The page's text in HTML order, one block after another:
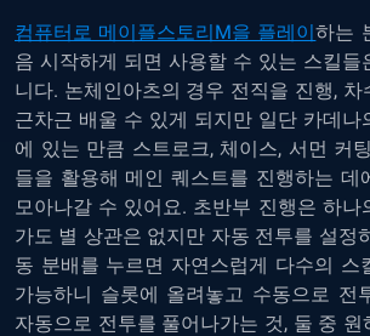
컴퓨터로 메이플스토리M을 플레이하는
음 시작하게 되면 사용할 수 있는 스킬들
니다. 논체인아츠의 경우 전직을 진행,
근차근 배울 수 있게 되지만 일단 카데나
에 있는 만큼 스트로크, 체이스, 서먼 커
들을 활용해 메인 퀘스트를 진행하는 데
모아나갈 수 있어요. 초반부 진행은 하나
가도 별 상관은 없지만 자동 전투를 설정
동 분배를 누르면 자연스럽게 다수의 스
가능하니 슬롯에 올려놓고 수동으로 전
자동으로 전투를 풀어나가는 것, 둘 중 원